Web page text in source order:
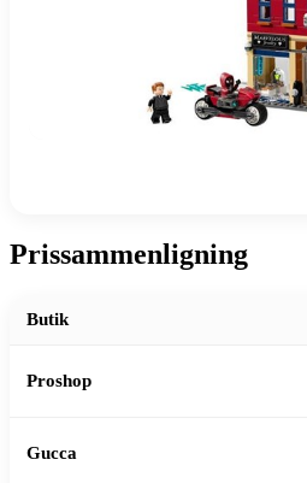
Prissammenligning
Butik
Proshop
Gucca